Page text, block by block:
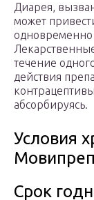
Диарея,
может
течение
действия
абсорбируясь.
Условия
Мовипреп
Срок